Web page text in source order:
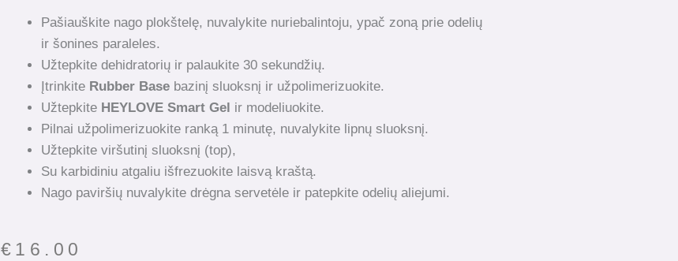
Pašiauškite nago plokštelę, nuvalykite nuriebalintoju, ypač zoną prie odelių
ir šonines paraleles.
Užtepkite dehidratorių ir palaukite 30 sekundžių.
Įtrinkite Rubber Base bazinį sluoksnį ir užpolimerizuokite.
Užtepkite HEYLOVE Smart Gel ir modeliuokite.
Pilnai užpolimerizuokite ranką 1 minutę, nuvalykite lipnų sluoksnį.
Užtepkite viršutinį sluoksnį (top),
Su karbidiniu atgaliu išfrezuokite laisvą kraštą.
Nago paviršių nuvalykite drėgna servetėle ir patepkite odelių aliejumi.
€ 16.00